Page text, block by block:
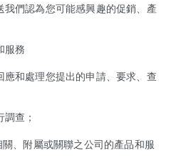
們認為您可能感興趣的促銷、產
服務
和處理您提出的申請、要求、查
查；
、附屬或關聯之公司的產品和服